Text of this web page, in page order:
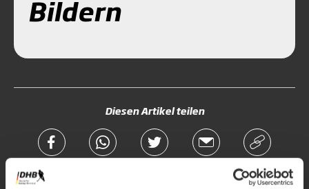
Bildern
Diesen Artikel teilen